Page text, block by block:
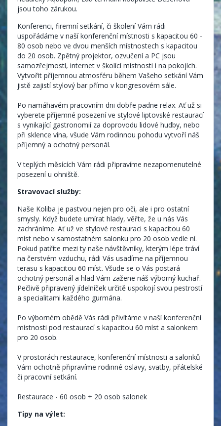
jsou toho zárukou.
Konferenci, firemní setkání, či školení Vám rádi
uspořádáme v naší konferenční místnosti s kapacitou 60 -
80 osob nebo ve dvou menších místnostech s kapacitou
do 20 osob. Zpětný projektor, ozvučení a PC jsou
samozřejmostí, internet v školící místnosti i na pokojích.
Vytvořit příjemnou atmosféru během Vašeho setkání Vám
jistě zajistí stylový bar přímo v kongresovém sále.
Po namáhavém pracovním dni dobře padne relax. Ať už si
vyberete příjemné posezení ve stylové liptovské restaurací
s vynikající gastronomií za doprovodu lidové hudby, nebo
při sklence vína, všude Vám rodinnou pohodu vytvoří náš
příjemný a ochotný personál.
V teplých měsících Vám rádi připravíme nezapomenutelné
posezení u ohniště.
Stravovací služby:
Naše Koliba je pastvou nejen pro oči, ale i pro ostatní
smysly. Když budete umírat hlady, věřte, že u nás Vás
zachráníme. Ať už ve stylové restauraci s kapacitou 60
míst nebo v samostatném salonku pro 20 osob vedle ní.
Pokud patříte mezi ty naše návštěvníky, kterým lépe tráví
na čerstvém vzduchu, rádi Vás usadíme na příjemnou
terasu s kapacitou 60 míst. Všude se o Vás postará
ochotný personál a hlad Vám zažene náš výborný kuchař.
Pečlivě připravený jídelníček určitě uspokojí svou pestrostí
a specialitami každého gurmána.
Po výborném obědě Vás rádi přivítáme v naší konferenční
místnosti pod restaurací s kapacitou 60 míst a salonkem
pro 20 osob.
V prostorách restaurace, konferenční místnosti a salonků
Vám ochotně připravíme rodinné oslavy, svatby, přátelské
či pracovní setkání.
Restaurace - 60 osob + 20 osob salonek
Tipy na výlet: